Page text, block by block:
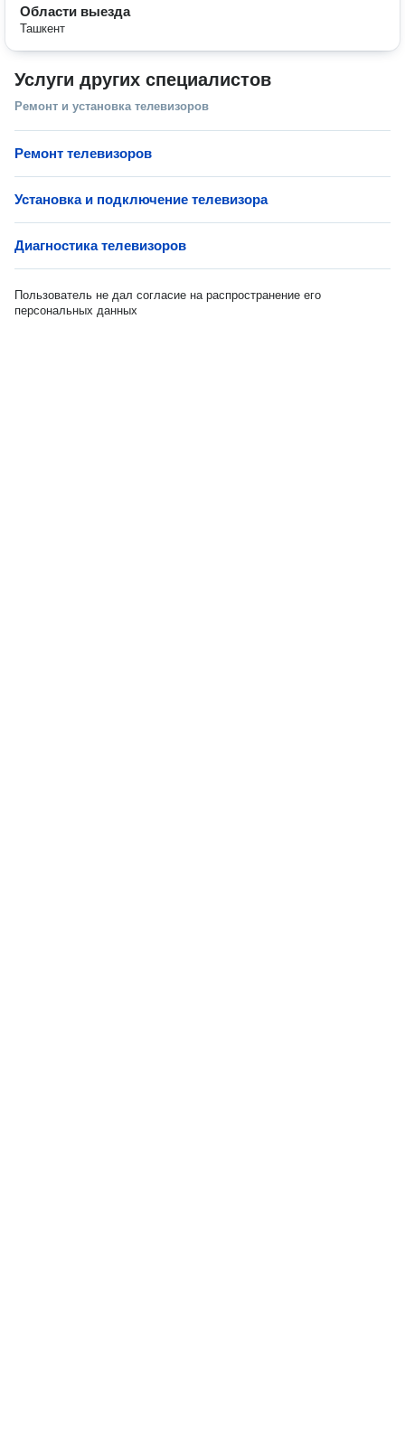
Области выезда
Ташкент
Услуги других специалистов
Ремонт и установка телевизоров
Ремонт телевизоров
Установка и подключение телевизора
Диагностика телевизоров
Пользователь не дал согласие на распространение его
персональных данных